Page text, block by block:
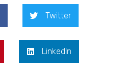
Twitter
LinkedIn